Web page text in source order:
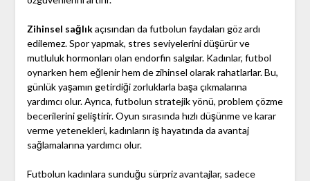
Zihinsel sağlıkaçısından da futbolun faydaları göz ardı
edilemez. Spor yapmak, stres seviyelerini düşürür ve
mutluluk hormonları olan endorfin salgılar. Kadınlar, futbol
oynarken hem eğlenir hem de zihinsel olarak rahatlarlar. Bu,
günlük yaşamın getirdiği zorluklarla başa çıkmalarına
yardımcı olur. Ayrıca, futbolun stratejik yönü, problem çözme
becerilerini geliştirir. Oyun sırasında hızlı düşünme ve karar
verme yetenekleri, kadınların iş hayatında da avantaj
sağlamalarına yardımcı olur.
Futbolun kadınlara sunduğu sürpriz avantajlar, sadece